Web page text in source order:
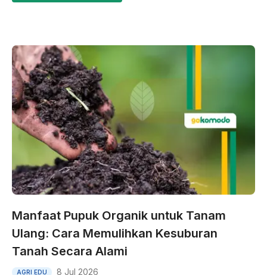
Manfaat Pupuk Organik untuk Tanam
Ulang: Cara Memulihkan Kesuburan
Tanah Secara Alami
AGRI EDU 8 Jul 2026